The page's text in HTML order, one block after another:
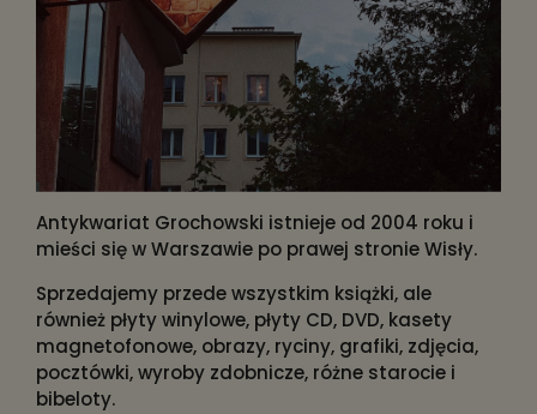
Antykwariat Grochowski istnieje od 2004 roku i
mieści się w Warszawie po prawej stronie Wisły.
Sprzedajemy przede wszystkim książki, ale
również płyty winylowe, płyty CD, DVD, kasety
magnetofonowe, obrazy, ryciny, grafiki, zdjęcia,
pocztówki, wyroby zdobnicze, różne starocie i
bibeloty.